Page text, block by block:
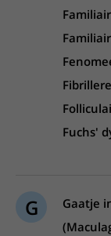
Fuchs'
G
Gaatje